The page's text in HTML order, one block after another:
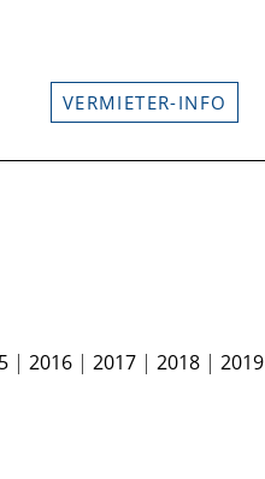
VERMIETER-INFO
|2016 |2017 |2018 |2019